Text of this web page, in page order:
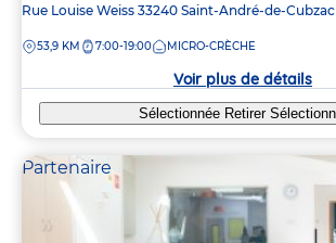
Adresse
la
Rue Louise Weiss 33240 Saint-André-de-Cubzac
DISTANCE
53,9 KM 7:00-19:00 MICRO-CRÈCHE
Voir plus de détails
Sélectionnée Retirer
Partenaire